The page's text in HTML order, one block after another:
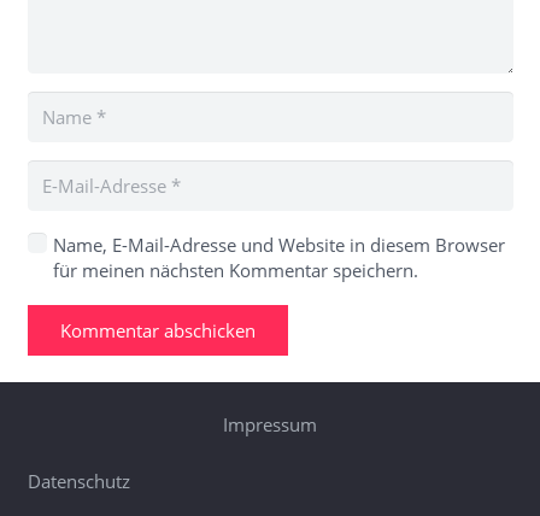
Name, E-Mail-Adresse und Website in diesem Browser
für meinen nächsten Kommentar speichern.
Kommentar abschicken
Impressum
Datenschutz